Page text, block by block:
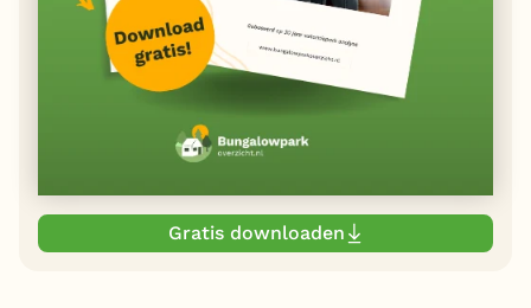
Gratis downloaden